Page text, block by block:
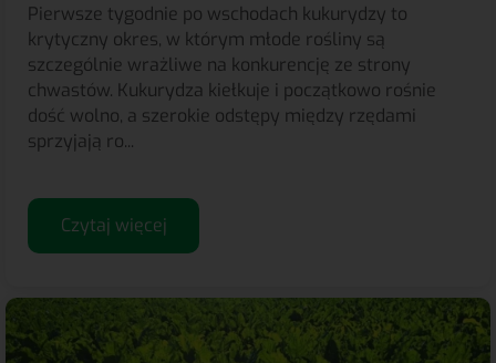
Pierwsze tygodnie po wschodach kukurydzy to
krytyczny okres, w którym młode rośliny są
szczególnie wrażliwe na konkurencję ze strony
chwastów. Kukurydza kiełkuje i początkowo rośnie
dość wolno, a szerokie odstępy między rzędami
sprzyjają ro...
Czytaj więcej